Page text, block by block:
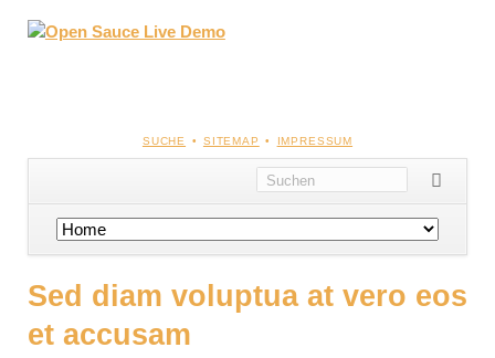
NAVIGATION
ÜBERSPRINGEN
SUCHE SITEMAP IMPRESSUM
Navigation
überspringen
Sed diam voluptua at vero eos
et accusam